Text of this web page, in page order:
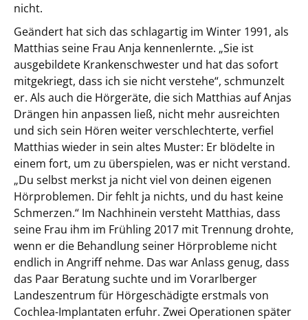
nicht.
Geändert hat sich das schlagartig im Winter 1991, als
Matthias seine Frau Anja kennenlernte. „Sie ist
ausgebildete Krankenschwester und hat das sofort
mitgekriegt, dass ich sie nicht verstehe“, schmunzelt
er. Als auch die Hörgeräte, die sich Matthias auf Anjas
Drängen hin anpassen ließ, nicht mehr ausreichten
und sich sein Hören weiter verschlechterte, verfiel
Matthias wieder in sein altes Muster: Er blödelte in
einem fort, um zu überspielen, was er nicht verstand.
„Du selbst merkst ja nicht viel von deinen eigenen
Hörproblemen. Dir fehlt ja nichts, und du hast keine
Schmerzen.“ Im Nachhinein versteht Matthias, dass
seine Frau ihm im Frühling 2017 mit Trennung drohte,
wenn er die Behandlung seiner Hörprobleme nicht
endlich in Angriff nehme. Das war Anlass genug, dass
das Paar Beratung suchte und im Vorarlberger
Landeszentrum für Hörgeschädigte erstmals von
Cochlea-Implantaten erfuhr. Zwei Operationen später